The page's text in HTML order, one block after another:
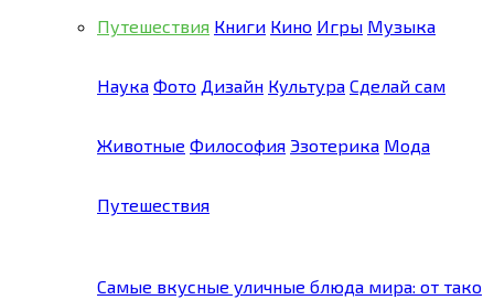
Путешествия Книги Кино Игры Музыка
Наука Фото Дизайн Культура Сделай сам
Животные Философия Эзотерика Мода
Путешествия
Самые вкусные уличные блюда мира: от тако